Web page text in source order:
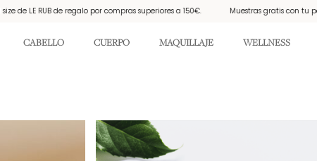
LE RUB de regalo por compras superiores a 150€. Muestras gratis con tu pedido
CABELLO CUERPO MAQUILLAJE WELLNESS